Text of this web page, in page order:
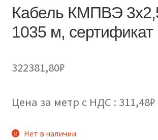
Кабель КМПВЭ
1035 м,
322381,80₽
Цена за метр с НДС : 311,48₽
Нет в наличии